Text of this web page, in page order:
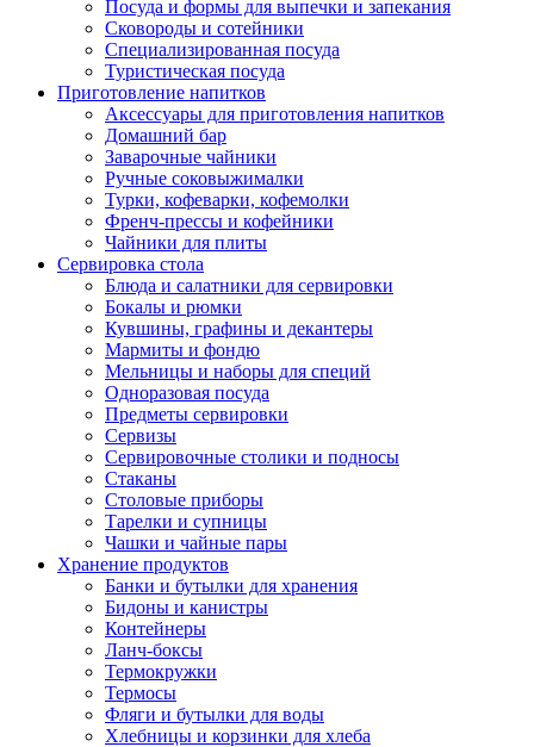
Посуда и формы для выпечки и запекания
Сковороды и сотейники
Специализированная посуда
Туристическая посуда
Приготовление напитков
Аксессуары для приготовления напитков
Домашний бар
Заварочные чайники
Ручные соковыжималки
Турки, кофеварки, кофемолки
Френч-прессы и кофейники
Чайники для плиты
Сервировка стола
Блюда и салатники для сервировки
Бокалы и рюмки
Кувшины, графины и декантеры
Мармиты и фондю
Мельницы и наборы для специй
Одноразовая посуда
Предметы сервировки
Сервизы
Сервировочные столики и подносы
Стаканы
Столовые приборы
Тарелки и супницы
Чашки и чайные пары
Хранение продуктов
Банки и бутылки для хранения
Бидоны и канистры
Контейнеры
Ланч-боксы
Термокружки
Термосы
Фляги и бутылки для воды
Хлебницы и корзинки для хлеба